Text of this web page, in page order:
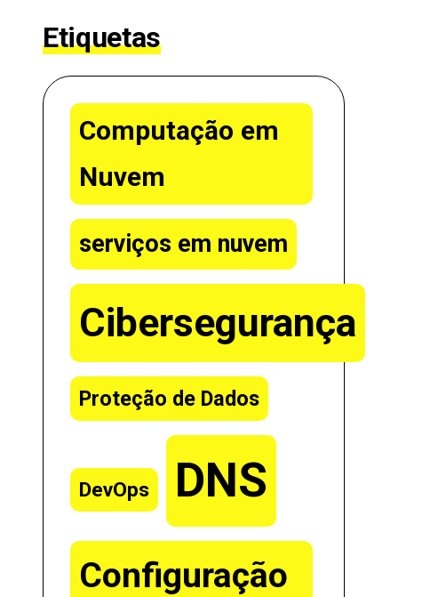
Etiquetas
Computação em
Nuvem
serviços em nuvem
Cibersegurança
Proteção de Dados
DevOps DNS
Configuração